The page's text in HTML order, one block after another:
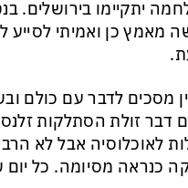
יתקיימו בירושלים.
מאמץ כן ואמיתי
מסכים לדבר עם כולם
דבר זולת הסתלקות
לאוכלוסיה אבל לא
כנראה מסיומה. כל